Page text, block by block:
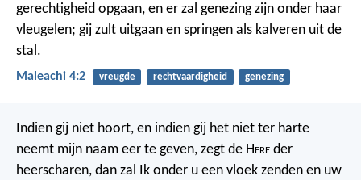
gerechtigheid opgaan, en er zal genezing zijn onder haar
vleugelen; gij zult uitgaan en springen als kalveren uit de
stal.
Maleachi 4:2 vreugde rechtvaardigheid genezing
Indien gij niet hoort, en indien gij het niet ter harte
neemt mijn naam eer te geven, zegt de Here der
heerscharen, dan zal Ik onder u een vloek zenden en uw